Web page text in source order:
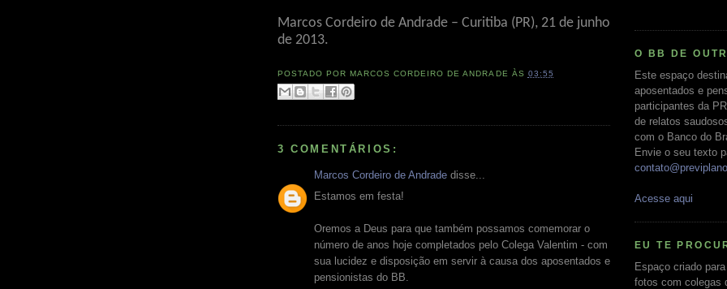
Marcos Cordeiro de Andrade – Curitiba (PR), 21 de junho
de 2013.
POSTADO PORMARCOS CORDEIRO DE ANDRADE ÀS 03:55
3 COMENTÁRIOS:
Marcos Cordeiro de Andrade disse...
Estamos em festa!
Oremos a Deus para que também possamos comemorar o
número de anos hoje completados pelo Colega Valentim - com
sua lucidez e disposição em servir à causa dos aposentados e
pensionistas do BB.
O BB DE
Este espaço
aposentados e
participantes da
de relatos
com o Banco do
Envie o seu texto
Acesse aqui
EU TE
Espaço criado
fotos com colegas